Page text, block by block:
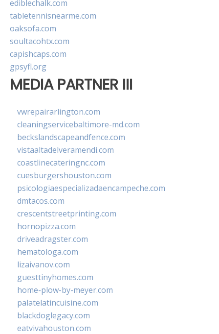
ediblechalk.com
tabletennisnearme.com
oaksofa.com
soultacohtx.com
capishcaps.com
gpsyfl.org
MEDIA PARTNER III
vwrepairarlington.com
cleaningservicebaltimore-md.com
beckslandscapeandfence.com
vistaaltadelveramendi.com
coastlinecateringnc.com
cuesburgershouston.com
psicologiaespecializadaencampeche.com
dmtacos.com
crescentstreetprinting.com
hornopizza.com
driveadragster.com
hematologa.com
lizaivanov.com
guesttinyhomes.com
home-plow-by-meyer.com
palatelatincuisine.com
blackdoglegacy.com
eatvivahouston.com